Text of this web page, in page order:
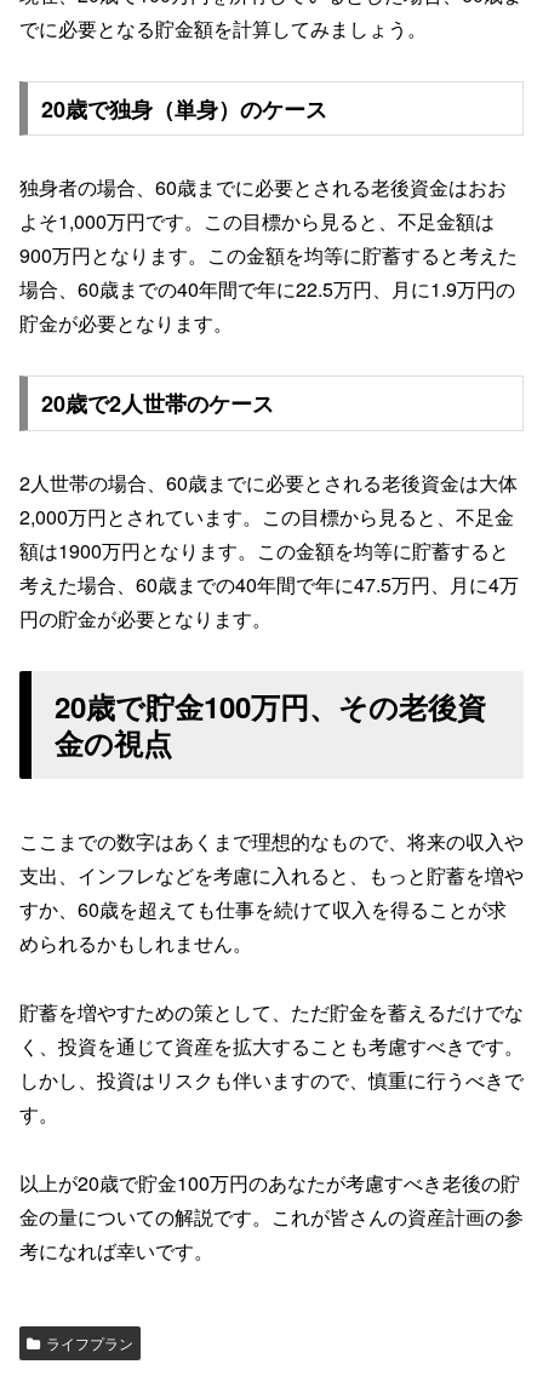
でに必要となる貯金額を計算してみましょう。
20歳で独身（単身）のケース
独身者の場合、60歳までに必要とされる老後資金はおお
よそ1,000万円です。この目標から見ると、不足金額は
900万円となります。この金額を均等に貯蓄すると考えた
場合、60歳までの40年間で年に22.5万円、月に1.9万円の
貯金が必要となります。
20歳で2人世帯のケース
2人世帯の場合、60歳までに必要とされる老後資金は大体
2,000万円とされています。この目標から見ると、不足金
額は1900万円となります。この金額を均等に貯蓄すると
考えた場合、60歳までの40年間で年に47.5万円、月に4万
円の貯金が必要となります。
20歳で貯金100万円、その老後資
金の視点
ここまでの数字はあくまで理想的なもので、将来の収入や
支出、インフレなどを考慮に入れると、もっと貯蓄を増や
すか、60歳を超えても仕事を続けて収入を得ることが求
められるかもしれません。
貯蓄を増やすための策として、ただ貯金を蓄えるだけでな
く、投資を通じて資産を拡大することも考慮すべきです。
しかし、投資はリスクも伴いますので、慎重に行うべきで
す。
以上が20歳で貯金100万円のあなたが考慮すべき老後の貯
金の量についての解説です。これが皆さんの資産計画の参
考になれば幸いです。
ライフプラン